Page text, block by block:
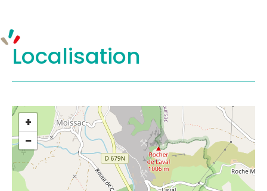
Localisation
+
−